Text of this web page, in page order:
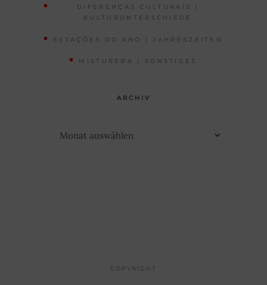
DIFERENÇAS CULTURAIS |
KULTURUNTERSCHIEDE
ESTAÇÕES DO ANO | JAHRESZEITEN
MISTUREBA | SONSTIGES
ARCHIV
COPYRIGHT